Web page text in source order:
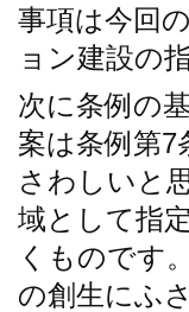
事項は今回
ョン建設の
次に条例の
案は条例第7
さわしいと
域として指
くものです
の創生にふ